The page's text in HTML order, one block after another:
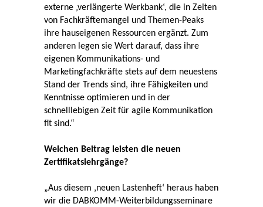
externe ‚verlängerte Werkbank‘, die in Zeiten
von Fachkräftemangel und Themen-Peaks
ihre hauseigenen Ressourcen ergänzt. Zum
anderen legen sie Wert darauf, dass ihre
eigenen Kommunikations- und
Marketingfachkräfte stets auf dem neuestens
Stand der Trends sind, ihre Fähigkeiten und
Kenntnisse optimieren und in der
schnelllebigen Zeit für agile Kommunikation
fit sind.“
Welchen Beitrag leisten die neuen
Zertifikatslehrgänge?
„Aus diesem ‚neuen Lastenheft‘ heraus haben
wir die DABKOMM-Weiterbildungsseminare